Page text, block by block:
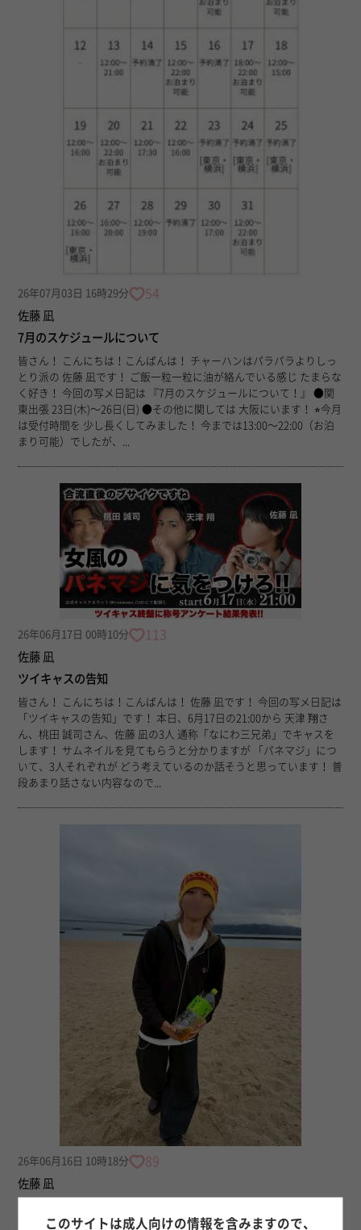
26年07月03日 16時29分 54
佐藤 凪
7月のスケジュールについて
皆さん！ こんにちは！こんばんは！ チャーハンはパラパラよりしっ
とり派の 佐藤 凪です！ ご飯一粒一粒に油が絡んでいる感じ たまらな
く好き！ 今回の写メ日記は 『7月のスケジュールについて！』 ●関
東出張 23日(木)〜26日(日) ●その他に関しては 大阪にいます！ ⭐︎今月
は受付時間を 少し長くしてみました！ 今までは13:00〜22:00（お泊
まり可能）でしたが、...
26年06月17日 00時10分 113
佐藤 凪
ツイキャスの告知
皆さん！ こんにちは！こんばんは！ 佐藤 凪です！ 今回の写メ日記は
「ツイキャスの告知」です！ 本日、6月17日の21:00から 天津 翔さ
ん、桃田 誠司さん、佐藤 凪の3人 通称「なにわ三兄弟」でキャスを
します！ サムネイルを見てもらうと分かりますが 「パネマジ」につ
いて、3人それぞれが どう考えているのか話そうと思っています！ 普
段あまり話さない内容なので...
26年06月16日 10時18分 89
佐藤 凪
このサイトは成人向けの情報を含みますので、